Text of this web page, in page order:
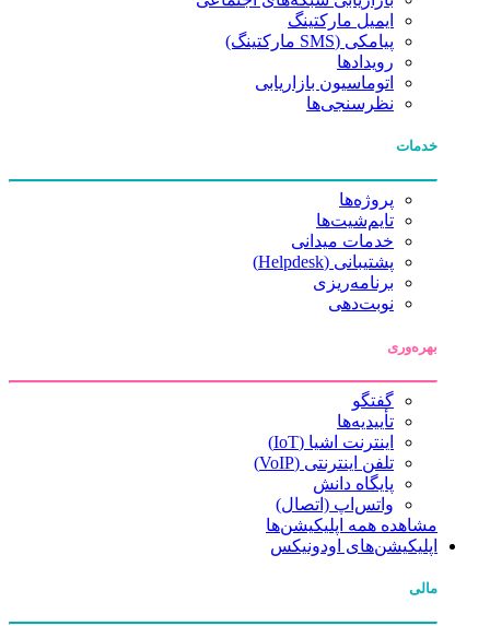
ایمیل مارکتینگ
پیامکی (SMS مارکتینگ)
رویدادها
اتوماسیون بازاریابی
نظرسنجی‌ها
خدمات
پروژه‌ها
تایم‌شیت‌ها
خدمات میدانی
پشتیبانی (Helpdesk)
برنامه‌ریزی
نوبت‌دهی
بهره‌وری
گفتگو
تأییدیه‌ها
اینترنت اشیا (IoT)
تلفن اینترنتی (VoIP)
پایگاه دانش
واتس‌اپ (اتصال)
مشاهده همه اپلیکیشن‌ها
اپلیکیشن‌های اودونیکس
مالی